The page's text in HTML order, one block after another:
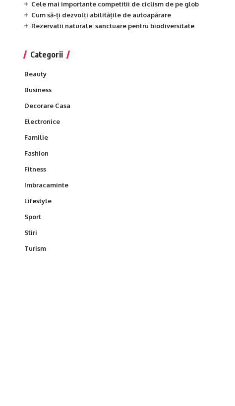
Cele mai importante competitii de ciclism de pe glob
Cum să-ți dezvolți abilitățile de autoapărare
Rezervatii naturale: sanctuare pentru biodiversitate
Categorii
Beauty
Business
Decorare Casa
Electronice
Familie
Fashion
Fitness
Imbracaminte
Lifestyle
Sport
Stiri
Turism